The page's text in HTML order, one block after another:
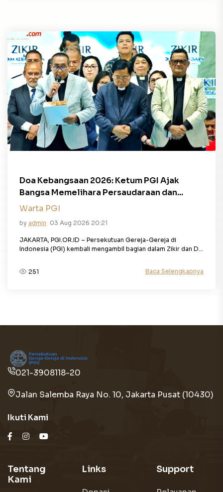
Doa Kebangsaan 2026: Ketum PGI Ajak
Bangsa Memelihara Persaudaraan dan...
Warta PGI
by admin 03 Aug 2026 20:21
JAKARTA, PGI.OR.ID – Persekutuan Gereja-Gereja di
Indonesia (PGI) kembali mengambil bagian dalam Zikir dan D...
251 Baca Selengkapnya
021-3908118-20
Jalan Salemba Raya No. 10, Jakarta Pusat (10430)
Ikuti Kami
Tentang
Kami
Links Support